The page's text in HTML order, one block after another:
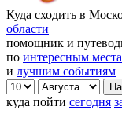
Куда сходить в
области
помощник и
по интересным
и лучшим событиям
куда пойти сегодня